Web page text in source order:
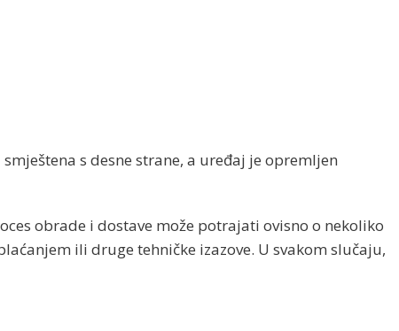
s desne strane, a uređaj je opremljen
obrade i dostave može potrajati ovisno o nekoliko
ili druge tehničke izazove. U svakom slučaju,